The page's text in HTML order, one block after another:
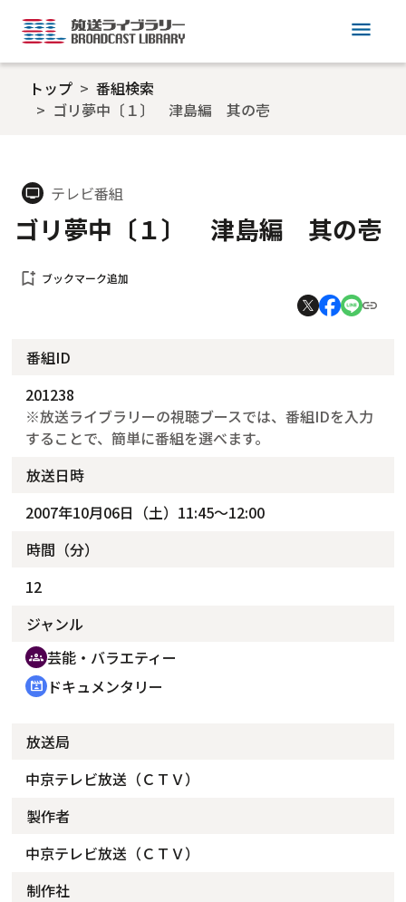
menu
トップ
番組検索
ゴリ夢中〔１〕 津島編 其の壱
tv テレビ番組
ゴリ夢中〔１〕 津島編 其の壱
bookmark_add ブックマーク追加
番組ID
201238
※放送ライブラリーの視聴ブースでは、番組IDを入力
することで、簡単に番組を選べます。
放送日時
2007年10月06日（土）11:45～12:00
時間（分）
12
ジャンル
groups 芸能・バラエティー
cinematic_blur ドキュメンタリー
放送局
中京テレビ放送（ＣＴＶ）
製作者
中京テレビ放送（ＣＴＶ）
制作社